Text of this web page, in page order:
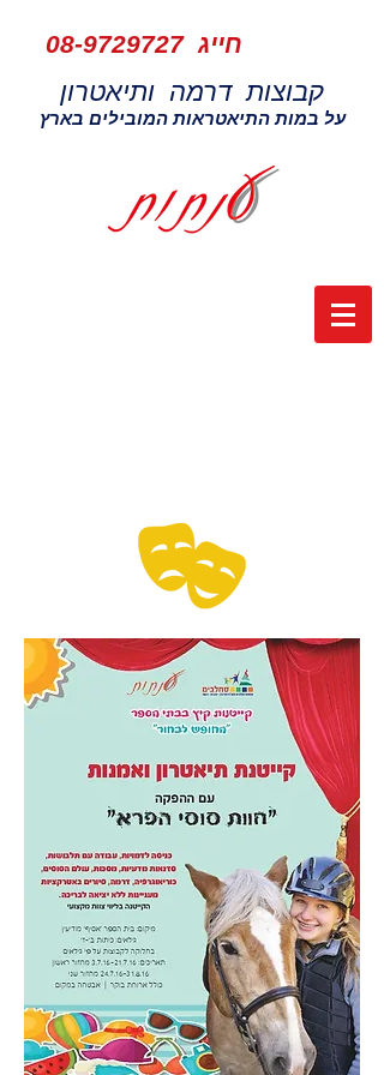
חייג08-9729727
קבוצות דרמה ותיאטרון
על במות התיאטראות המובילים בארץ